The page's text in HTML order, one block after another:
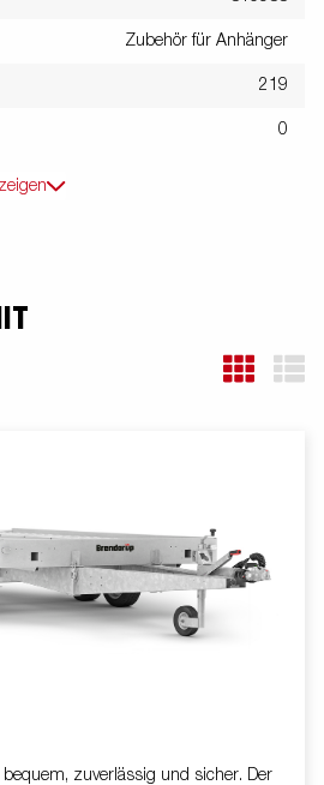
Zubehör für Anhänger
219
0
bequem, zuverlässig und sicher. Der